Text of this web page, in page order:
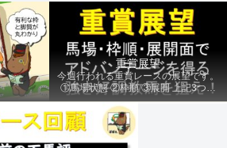
重賞展望
今週行われる重賞レースの展望です。
①馬場状態 ②枠順 ③展開 上記3つの
ファクターから有利にレースを運べる
馬を導き、追い切りの動きを加味して
最終評価を下します。